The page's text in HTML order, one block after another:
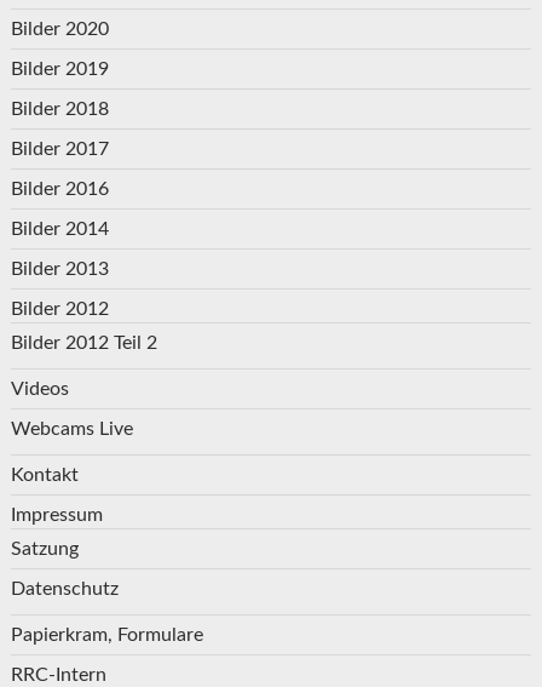
Bilder 2020
Bilder 2019
Bilder 2018
Bilder 2017
Bilder 2016
Bilder 2014
Bilder 2013
Bilder 2012
Bilder 2012 Teil 2
Videos
Webcams Live
Kontakt
Impressum
Satzung
Datenschutz
Papierkram, Formulare
RRC-Intern